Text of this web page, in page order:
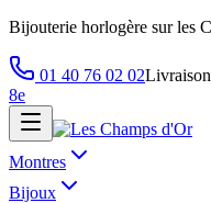
Bijouterie horlogère sur les
01 40 76 02 02
8e
Montres
Bijoux